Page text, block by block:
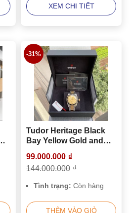
XEM CHI TIẾT
Tudor Heritage Black
Bay Yellow Gold and
Men’s Watch 79733N
99.000.000 ₫
144.000.000 ₫
Tình trạng: Còn hàng
THÊM VÀO GIỎ
-31%